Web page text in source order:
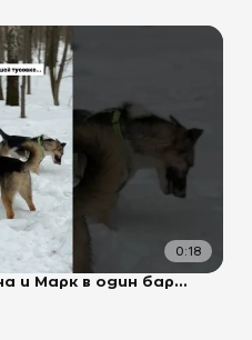
0:18
и Марк в один бар…